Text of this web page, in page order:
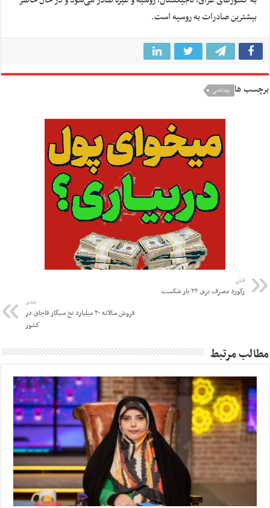
بیشترین صادرات به روسیه است.
برچسب ها بهداشتی
قبلی
رکورد مصرف برق ۳۶ بار شکست
بعدی
فروش سالانه ۲۰ میلیارد نخ سیگار قاچاق در
کشور
مطالب مرتبط